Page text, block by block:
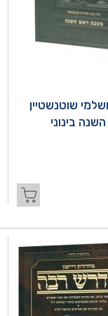
שוטנשטיין
בינוני